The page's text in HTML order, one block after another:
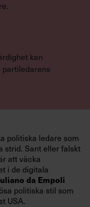
kan
politiska ledare som
strid. Sant eller falskt
att väcka
i de digitala
da Empoli
politiska stil som
USA.